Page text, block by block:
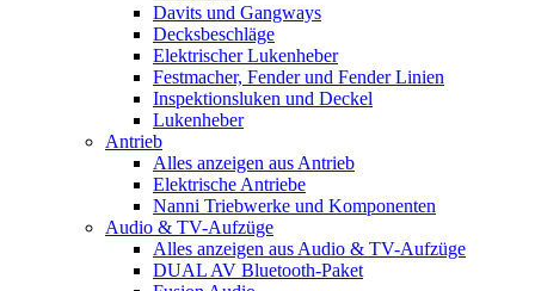
Davits und Gangways
Decksbeschläge
Elektrischer Lukenheber
Festmacher, Fender und Fender Linien
Inspektionsluken und Deckel
Lukenheber
Antrieb
Alles anzeigen aus Antrieb
Elektrische Antriebe
Nanni Triebwerke und Komponenten
Audio & TV-Aufzüge
Alles anzeigen aus Audio & TV-Aufzüge
DUAL AV Bluetooth-Paket